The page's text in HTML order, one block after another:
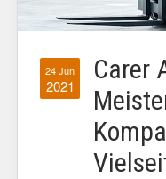
24 Jun
2021
Carer